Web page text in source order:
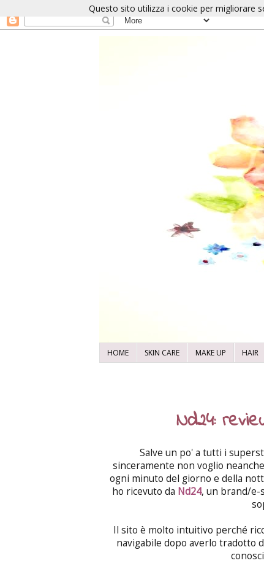
HOME SKIN CARE MAKE UP HAIR
Nd24:
Salve un po' a tutti i
sinceramente non voglio
ogni minuto del giorno e della
ho ricevuto da Nd24, un brand/e-
Il sito è molto intuitivo perché
navigabile dopo averlo tradotto
Questo sito utilizza i cookie per migliorare